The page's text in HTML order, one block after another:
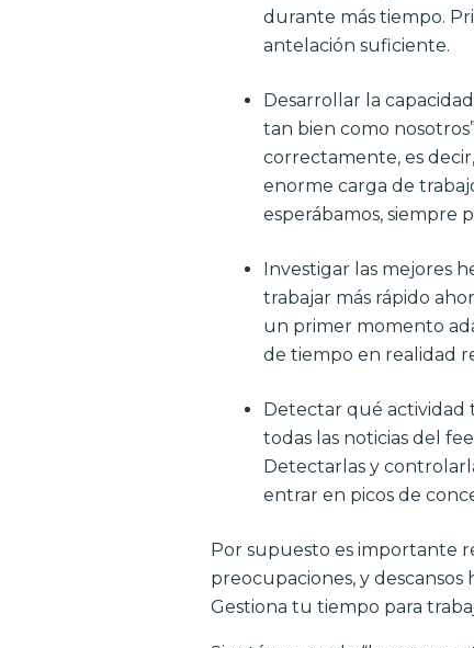
durante más tiempo.
antelación suficiente.
Desarrollar la
tan bien como
correctamente, es
enorme carga de
esperábamos, siempre
Investigar las mejores
trabajar más rápido
un primer momento
de tiempo en realidad
Detectar qué actividad
todas las noticias del
Detectarlas y
entrar en picos de
Por supuesto es importante
preocupaciones, y descansos
Gestiona tu tiempo para